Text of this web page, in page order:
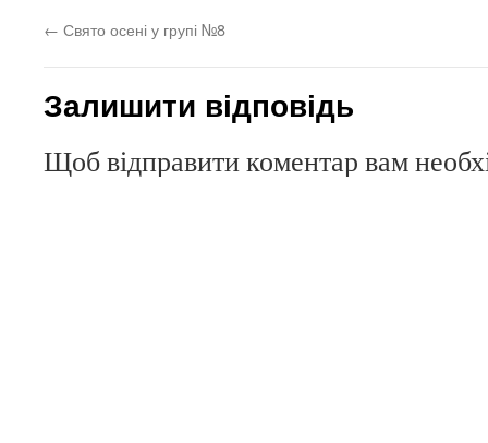
← Свято осені у групі №8
Залишити відповідь
Щоб відправити коментар вам